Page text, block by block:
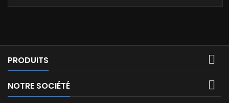
PRODUITS 
NOTRE SOCIÉTÉ 